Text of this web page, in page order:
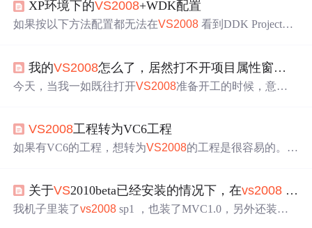
XP环境下的VS2008+WDK配置
如果按以下方法配置都无法在VS2008 看到DDK Project，
K Project了。 最近在学习windows内核编程，搭建了XP环
境下的 VS2008+ WDK +ddkwizard的开发环境。关于这篇
我的VS2008怎么了，居然打不开项目属性窗口？
今天，当我一如既往打开VS2008准备开工的时候，意外
打不开了，难道晚上电脑被外星人临幸过？
很多人项目属性不是很常用，但我今天急用啊，我试过“窗
烦。 最后，问题是这样解决的
VS2008工程转为VC6工程
如果有VC6的工程，想转为VS2008的工程是很容易的。微
些 VS2008工程下的程序，自己又很想使用VC6的编译运行
环境，就不不太容易了。本人目前从事的工作都一直在用
关于VS2010beta已经安装的情况下，在vs2008
我机子里装了vs2008 sp1 ，也装了MVC1.0，另外还装了